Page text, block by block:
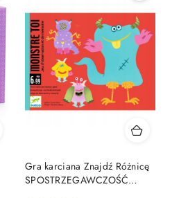
Gra karciana Znajdź Różnicę
SPOSTRZEGAWCZOŚĆ